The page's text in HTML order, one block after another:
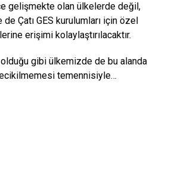
gelişmekte olan ülkelerde değil,
Çatı GES kurulumları için özel
erişimi kolaylaştırılacaktır.
gibi ülkemizde de bu alanda
temennisiyle…